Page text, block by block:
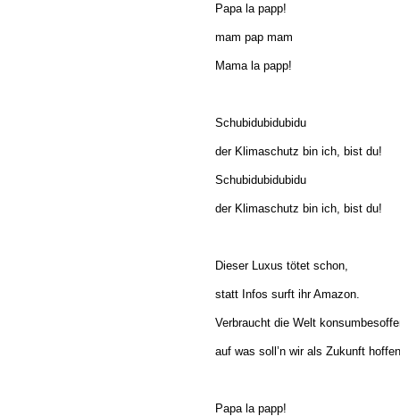
Papa la papp!
mam pap mam
Mama la papp!
Schubidubidubidu
der Klimaschutz bin ich, bist du!
Schubidubidubidu
der Klimaschutz bin ich, bist du!
Dieser Luxus tötet schon,
statt Infos surft ihr Amazon.
Verbraucht die Welt
auf was soll’n wir als Zukunft
Papa la papp!